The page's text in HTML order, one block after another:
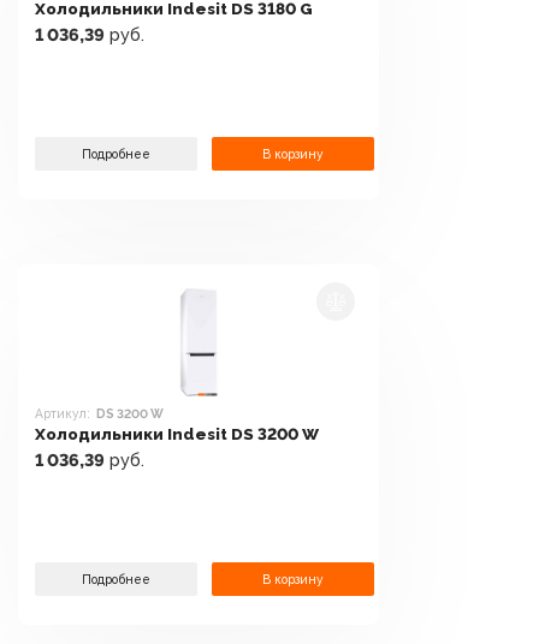
Холодильники Indesit DS 3180 G
1 036,39 руб.
Подробнее В корзину
Артикул: DS 3200 W
Холодильники Indesit DS 3200 W
1 036,39 руб.
Подробнее В корзину